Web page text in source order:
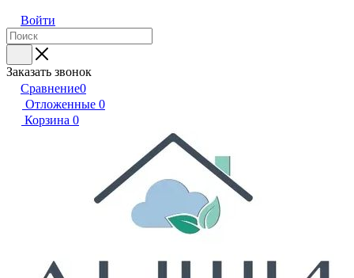
Войти
Заказать звонок
Сравнение0
Отложенные 0
Корзина 0